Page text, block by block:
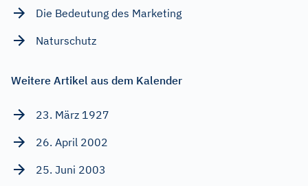
Die Bedeutung des Marketing
Naturschutz
Weitere Artikel aus dem Kalender
23. März 1927
26. April 2002
25. Juni 2003